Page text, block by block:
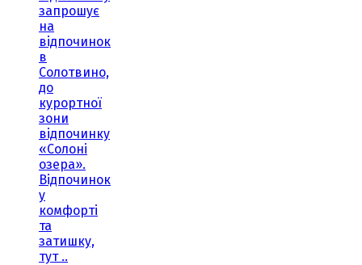
запрошує
на
відпочинок
в
Солотвино,
до
курортної
зони
відпочинку
«Солоні
озера».
Відпочинок
у
комфорті
та
затишку,
тут ..